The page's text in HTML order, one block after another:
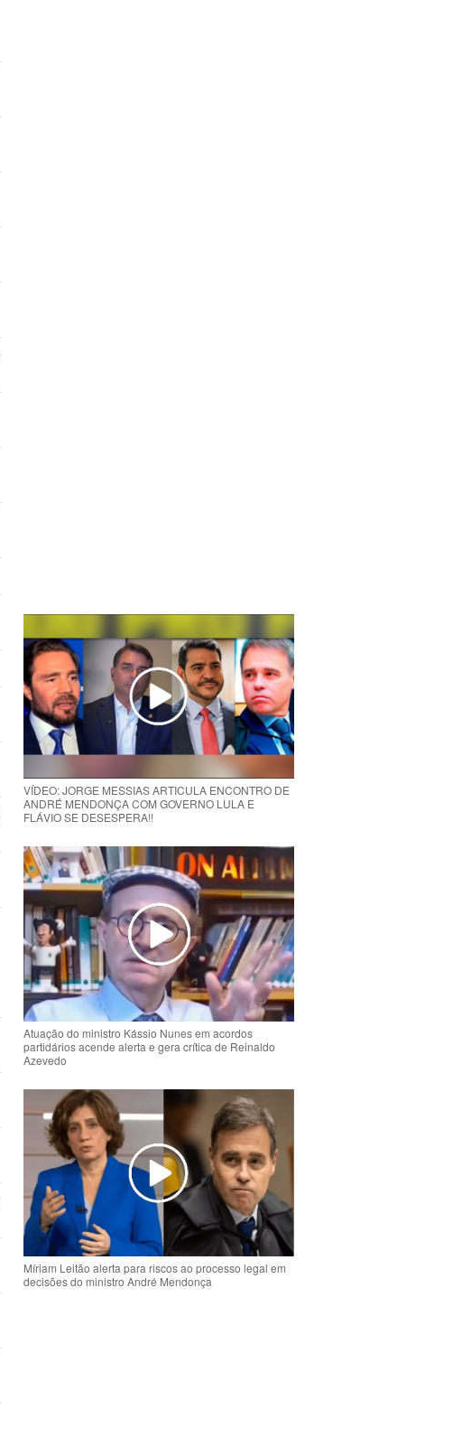
VÍDEO: JORGE MESSIAS ARTICULA ENCONTRO DE
ANDRÉ MENDONÇA COM GOVERNO LULA E
FLÁVIO SE DESESPERA!!
Atuação do ministro Kássio Nunes em acordos
partidários acende alerta e gera crítica de Reinaldo
Azevedo
Míriam Leitão alerta para riscos ao processo legal em
decisões do ministro André Mendonça